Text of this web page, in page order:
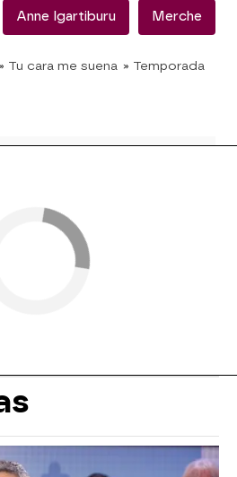
Anne Igartiburu Merche
» Tu cara me suena » Temporada